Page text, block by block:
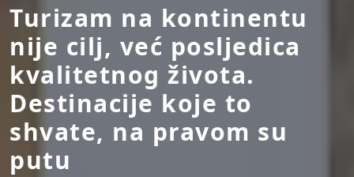
Turizam na kontinentu
nije cilj, već posljedica
kvalitetnog života.
Destinacije koje to
shvate, na pravom su
putu